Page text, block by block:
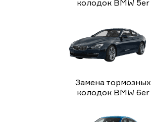
колодок BMW 5er
Замена тормозных
колодок BMW 6er